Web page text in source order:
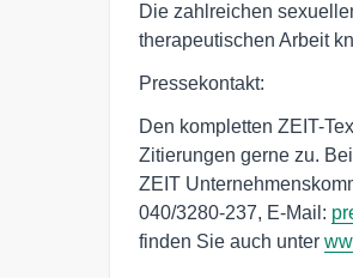
Die zahlreichen
therapeutischen Arbeit
Pressekontakt:
Den kompletten ZEIT-
Zitierungen gerne zu.
ZEIT
040/3280-237, E-Mail:
finden Sie auch unter